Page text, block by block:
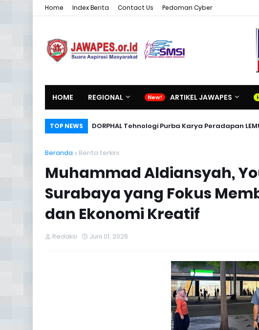
Home Index Berita Contact Us Pedoman Cyber
HOME REGIONAL ARTIKEL JAWAPES
TOP NEWS DORPHAL Tehnologi Purba Karya Peradapan
Beranda Berita terkini
Muhammad Aldiansyah,
Surabaya yang Fokus
dan Ekonomi Kreatif
Redaksi Juni 01, 2026